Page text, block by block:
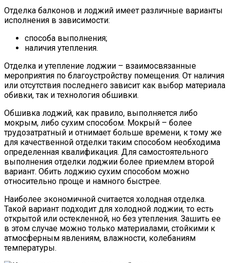
Отделка балконов и лоджий имеет различные варианты
исполнения в зависимости:
способа выполнения;
наличия утепления.
Отделка и утепление лоджии – взаимосвязанные
мероприятия по благоустройству помещения. От наличия
или отсутствия последнего зависит как выбор материала
обивки, так и технология обшивки.
Обшивка лоджий, как правило, выполняется либо
мокрым, либо сухим способом. Мокрый – более
трудозатратный и отнимает больше времени, к тому же
для качественной отделки таким способом необходима
определенная квалификация. Для самостоятельного
выполнения отделки лоджии более приемлем второй
вариант. Обить лоджию сухим способом можно
относительно проще и намного быстрее.
Наиболее экономичной считается холодная отделка.
Такой вариант подходит для холодной лоджии, то есть
открытой или остекленной, но без утепления. Зашить ее
в этом случае можно только материалами, стойкими к
атмосферным явлениям, влажности, колебаниям
температуры.